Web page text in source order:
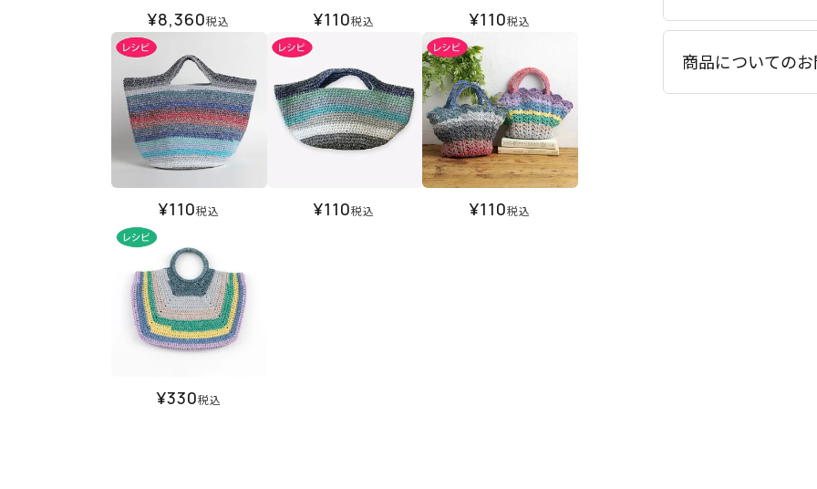
¥8,360税込 ¥110税込 ¥110税込
¥110税込 ¥110税込 ¥110税込
¥330税込
商品についての